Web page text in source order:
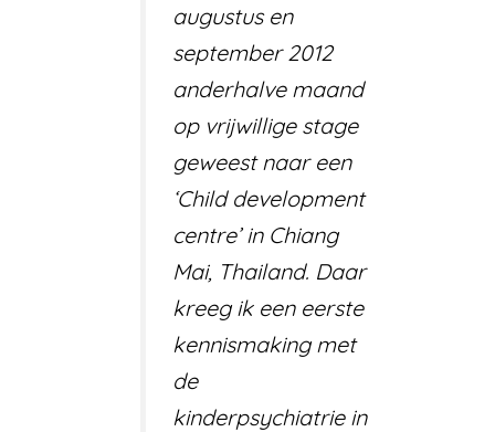
augustus en
september 2012
anderhalve maand
op vrijwillige stage
geweest naar een
‘Child development
centre’ in Chiang
Mai, Thailand. Daar
kreeg ik een eerste
kennismaking met
de
kinderpsychiatrie in